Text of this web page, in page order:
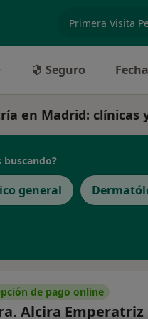
especialidad,
Seguro
en Madrid: clínicas
buscando?
general
de pago online
Alcira Emperatriz